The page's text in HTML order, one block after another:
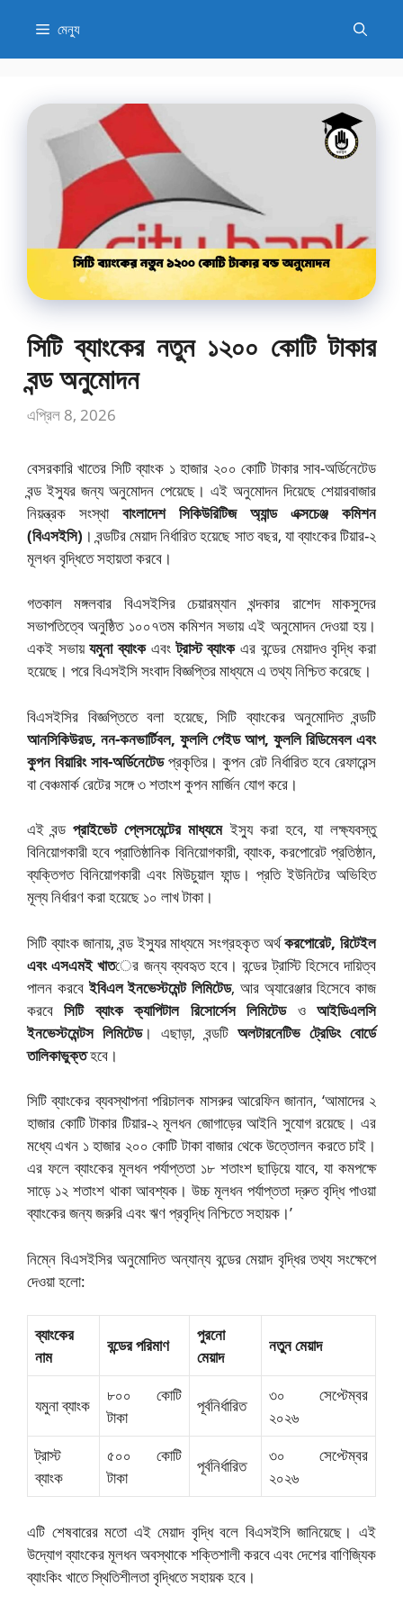
যান
মেন্যু
সিটি ব্যাংকের নতুন ১২০০ কোটি টাকার
বন্ড অনুমোদন
এপ্রিল 8, 2026
বেসরকারি খাতের সিটি ব্যাংক ১ হাজার ২০০ কোটি টাকার সাব-অর্ডিনেটেড
বন্ড ইস্যুর জন্য অনুমোদন পেয়েছে। এই অনুমোদন দিয়েছে শেয়ারবাজার
নিয়ন্ত্রক সংস্থা বাংলাদেশ সিকিউরিটিজ অ্যান্ড এক্সচেঞ্জ কমিশন
(বিএসইসি) । বন্ডটির মেয়াদ নির্ধারিত হয়েছে সাত বছর, যা ব্যাংকের টিয়ার-২
মূলধন বৃদ্ধিতে সহায়তা করবে।
গতকাল মঙ্গলবার বিএসইসির চেয়ারম্যান খন্দকার রাশেদ মাকসুদের
সভাপতিত্বে অনুষ্ঠিত ১০০৭তম কমিশন সভায় এই অনুমোদন দেওয়া হয়।
একই সভায়যমুনা ব্যাংকএবংট্রাস্ট ব্যাংকএর বন্ডের মেয়াদও বৃদ্ধি করা
হয়েছে। পরে বিএসইসি সংবাদ বিজ্ঞপ্তির মাধ্যমে এ তথ্য নিশ্চিত করেছে।
বিএসইসির বিজ্ঞপ্তিতে বলা হয়েছে, সিটি ব্যাংকের অনুমোদিত বন্ডটি
আনসিকিউরড, নন-কনভার্টিবল, ফুললি পেইড আপ, ফুললি রিডিমেবল এবং
কুপন বিয়ারিং সাব-অর্ডিনেটেডপ্রকৃতির। কুপন রেট নির্ধারিত হবে রেফারেন্স
বা বেঞ্চমার্ক রেটের সঙ্গে ৩ শতাংশ কুপন মার্জিন যোগ করে।
এই বন্ডপ্রাইভেট প্লেসমেন্টের মাধ্যমেইস্যু করা হবে, যা লক্ষ্যবস্তু
বিনিয়োগকারী হবে প্রাতিষ্ঠানিক বিনিয়োগকারী, ব্যাংক, করপোরেট প্রতিষ্ঠান,
ব্যক্তিগত বিনিয়োগকারী এবং মিউচুয়াল ফান্ড। প্রতি ইউনিটের অভিহিত
মূল্য নির্ধারণ করা হয়েছে ১০ লাখ টাকা।
সিটি ব্যাংক জানায়, বন্ড ইস্যুর মাধ্যমে সংগ্রহকৃত অর্থকরপোরেট, রিটেইল
এবং এসএমই খাতের জন্য ব্যবহৃত হবে। বন্ডের ট্রাস্টি হিসেবে দায়িত্ব
পালন করবেইবিএল ইনভেস্টমেন্ট লিমিটেড, আর অ্যারেঞ্জার হিসেবে কাজ
করবেসিটি ব্যাংক ক্যাপিটাল রিসোর্সেস লিমিটেডওআইডিএলসি
ইনভেস্টমেন্টস লিমিটেড। এছাড়া, বন্ডটি অলটারনেটিভ ট্রেডিং বোর্ডে
তালিকাভুক্তহবে।
সিটি ব্যাংকের ব্যবস্থাপনা পরিচালক মাসরুর আরেফিন জানান, ‘আমাদের ২
হাজার কোটি টাকার টিয়ার-২ মূলধন জোগাড়ের আইনি সুযোগ রয়েছে। এর
মধ্যে এখন ১ হাজার ২০০ কোটি টাকা বাজার থেকে উত্তোলন করতে চাই।
এর ফলে ব্যাংকের মূলধন পর্যাপ্ততা ১৮ শতাংশ ছাড়িয়ে যাবে, যা কমপক্ষে
সাড়ে ১২ শতাংশ থাকা আবশ্যক। উচ্চ মূলধন পর্যাপ্ততা দ্রুত বৃদ্ধি পাওয়া
ব্যাংকের জন্য জরুরি এবং ঋণ প্রবৃদ্ধি নিশ্চিতে সহায়ক।’
নিম্নে বিএসইসির অনুমোদিত অন্যান্য বন্ডের মেয়াদ বৃদ্ধির তথ্য সংক্ষেপে
দেওয়া হলো:
ব্যাংকের
নাম
বন্ডের পরিমাণ
পুরনো
মেয়াদ
নতুন মেয়াদ
যমুনা ব্যাংক
৮০০ কোটি
টাকা
পূর্বনির্ধারিত
৩০ সেপ্টেম্বর
২০২৬
ট্রাস্ট
ব্যাংক
৫০০ কোটি
টাকা
পূর্বনির্ধারিত
৩০ সেপ্টেম্বর
২০২৬
এটি শেষবারের মতো এই মেয়াদ বৃদ্ধি বলে বিএসইসি জানিয়েছে। এই
উদ্যোগ ব্যাংকের মূলধন অবস্থাকে শক্তিশালী করবে এবং দেশের বাণিজ্যিক
ব্যাংকিং খাতে স্থিতিশীলতা বৃদ্ধিতে সহায়ক হবে।